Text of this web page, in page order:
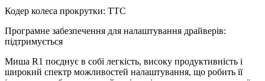
Кодер колеса прокрутки: TTC
Програмне забезпечення для налаштування драйверів:
підтримується
Миша R1 поєднує в собі легкість, високу продуктивність і
широкий спектр можливостей налаштування, що робить її